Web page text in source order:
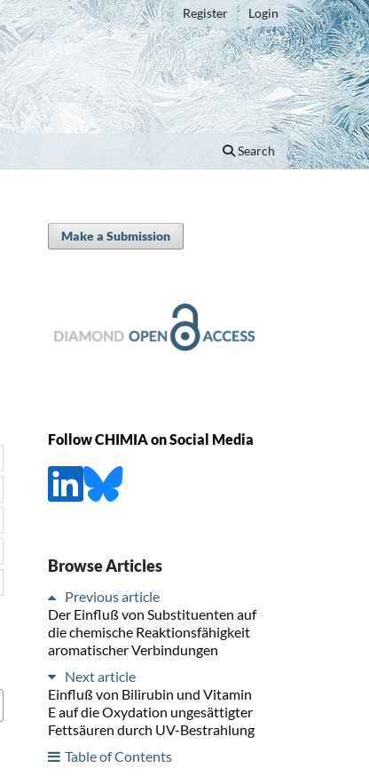
Search
Register Login
Make a Submission
Follow CHIMIA on Social Media
Browse Articles
Previous article
Der Einfluß von Substituenten auf
die chemische Reaktionsfähigkeit
aromatischer Verbindungen
Next article
Einfluß von Bilirubin und Vitamin
E auf die Oxydation ungesättigter
Fettsäuren durch UV-Bestrahlung
Table of Contents